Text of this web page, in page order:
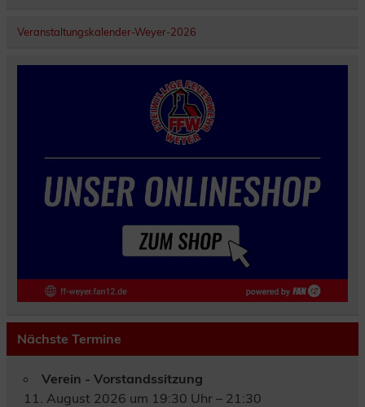
Veranstaltungskalender-Weyer-2026
Nächste Termine
Verein - Vorstandssitzung
11. August 2026 um 19:30 Uhr – 21:30